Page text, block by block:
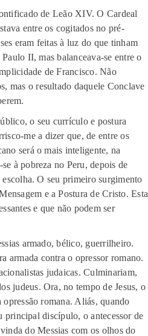
de Leão XIV. O Cardeal
entre os cogitados no pré-
eram feitas à luz do que tinham
II, mas balanceava-se entre o
de Francisco. Não
mas o resultado daquele Conclave
o seu currículo e postura
me a dizer que, de entre os
será o mais inteligente, na
à pobreza no Peru, depois de
O seu primeiro surgimento
e a Postura de Cristo. Esta
e que não podem ser
armado, bélico, guerrilheiro.
armada contra o opressor romano.
judaicas. Culminariam,
judeus. Ora, no tempo de Jesus, o
romana. Aliás, quando
principal discípulo, o antecessor de
do Messias com os olhos do